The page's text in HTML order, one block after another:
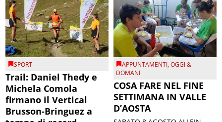
SPORT
Trail: Daniel Thedy e
Michela Comola
firmano il Vertical
Brusson-Bringuez a
APPUNTAMENTI,OGGI &
DOMANI
COSA FARE NEL FINE
SETTIMANA IN VALLE
D’AOSTA